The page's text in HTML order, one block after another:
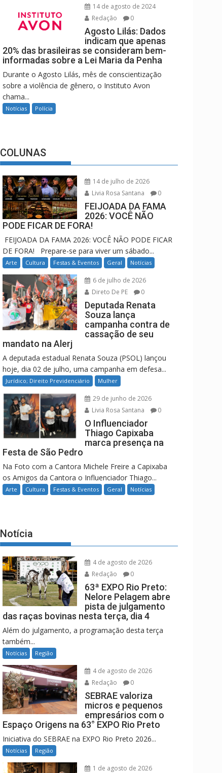
14 de agosto de 2024
Redação
0
Agosto Lilás: Dados
indicam que apenas
20% das brasileiras se consideram bem-
informadas sobre a Lei Maria da Penha
Durante o Agosto Lilás, mês de conscientização
sobre a violência de gênero, o Instituto Avon
chama...
Notícias Polícia
COLUNAS
14 de julho de 2026
Livia Rosa Santana
0
FEIJOADA DA FAMA
2026: VOCÊ NÃO
PODE FICAR DE FORA!
FEIJOADA DA FAMA 2026: VOCÊ NÃO PODE FICAR
DE FORA! Prepare-se para viver um sábado...
Arte Cultura Festas & Eventos Geral Notícias
6 de julho de 2026
Direto De PE
0
Deputada Renata
Souza lança
campanha contra de
cassação de seu
mandato na Alerj
A deputada estadual Renata Souza (PSOL) lançou
hoje, dia 02 de julho, uma campanha em defesa...
Jurídico; Direito Previdenciário Mulher
29 de junho de 2026
Livia Rosa Santana
0
O Influenciador
Thiago Capixaba
marca presença na
Festa de São Pedro
Na Foto com a Cantora Michele Freire a Capixaba
os Amigos da Cantora o Influenciador Thiago...
Arte Cultura Festas & Eventos Geral Notícias
Notícia
4 de agosto de 2026
Redação
0
63ª EXPO Rio Preto:
Nelore Pelagem abre
pista de julgamento
das raças bovinas nesta terça, dia 4
Além do julgamento, a programação desta terça
também...
Notícias Região
4 de agosto de 2026
Redação
0
SEBRAE valoriza
micros e pequenos
empresários com o
Espaço Origens na 63° EXPO Rio Preto
Iniciativa do SEBRAE na EXPO Rio Preto 2026...
Notícias Região
1 de agosto de 2026